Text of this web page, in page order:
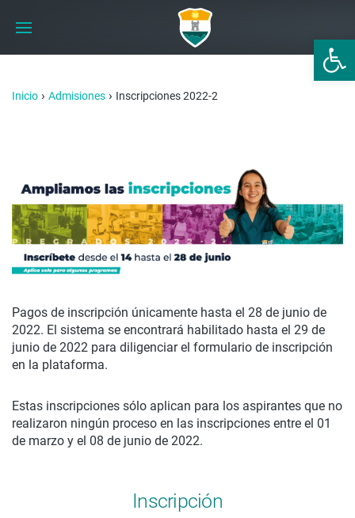
Abrir
Inicio › Admisiones › Inscripciones 2022-2
Pagos de inscripción únicamente hasta el 28 de junio de
2022. El sistema se encontrará habilitado hasta el 29 de
junio de 2022 para diligenciar el formulario de inscripción
en la plataforma.
Estas inscripciones sólo aplican para los aspirantes que no
realizaron ningún proceso en las inscripciones entre el 01
de marzo y el 08 de junio de 2022.
Inscripción